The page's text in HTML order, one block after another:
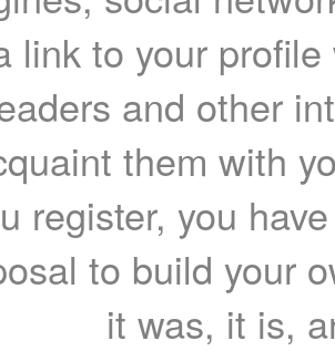
link to your
and other
them with
register, you
to build your
it was, it is,